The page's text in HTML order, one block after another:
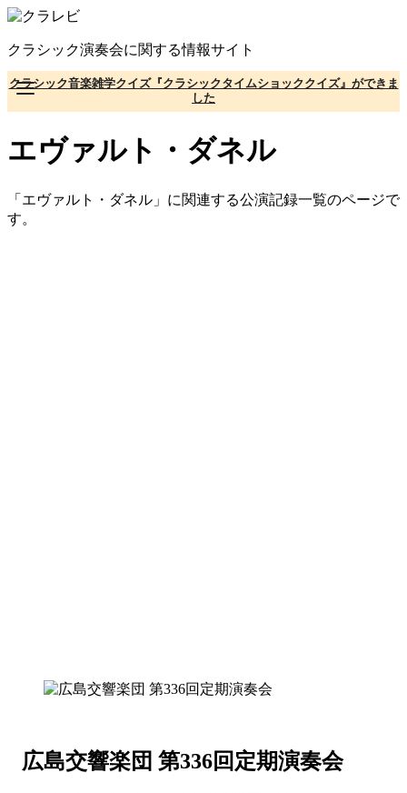
コ
テ
ン
ツ
へ
動
クラシック演奏会に関する情報サイト
クラシック音楽雑学クイズ『クラシックタイムショッククイズ』ができま
した
エヴァルト・ダネル
「エヴァルト・ダネル」に関連する公演記録一覧のページで
す。
広島交響楽団 第336回定期演奏会